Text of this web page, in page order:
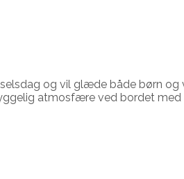
og vil glæde både børn og
atmosfære ved bordet